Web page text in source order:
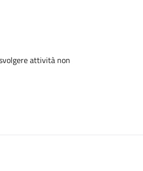
attività non